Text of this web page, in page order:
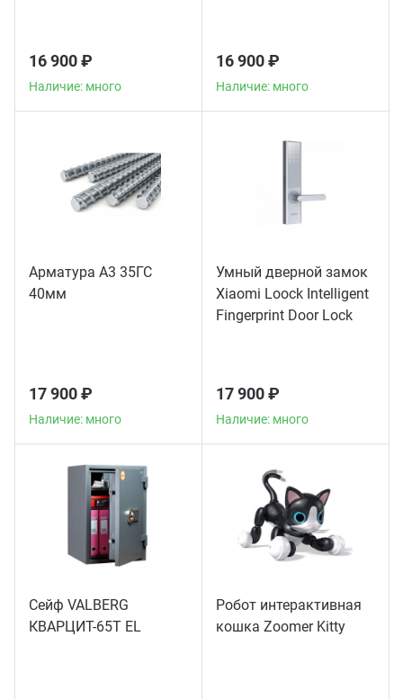
16 900 ₽
Наличие: много
16 900 ₽
Наличие: много
Арматура А3 35ГС
40мм
17 900 ₽
Наличие: много
Умный дверной замок
Xiaomi Loock Intelligent
Fingerprint Door Lock
17 900 ₽
Наличие: много
Сейф VALBERG
КВАРЦИТ-65Т EL
Робот интерактивная
кошка Zoomer Kitty